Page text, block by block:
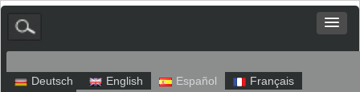
Deutsch English Español
Français